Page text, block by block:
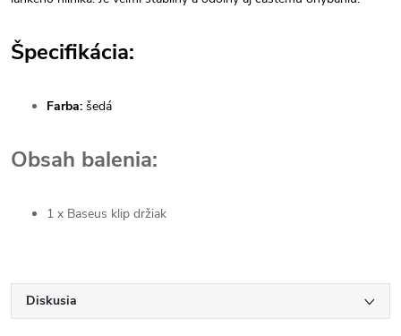
Špecifikácia:
Farba: šedá
Obsah balenia:
1 x Baseus klip držiak
Diskusia